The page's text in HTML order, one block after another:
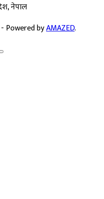
नेपाल
- Powered byAMAZED.